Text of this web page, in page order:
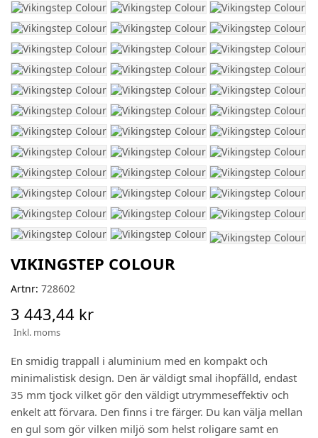
VIKINGSTEP COLOUR
Artnr: 728602
3 443,44 kr
Inkl. moms
En smidig trappall i aluminium med en kompakt och
minimalistisk design. Den är väldigt smal ihopfälld, endast
35 mm tjock vilket gör den väldigt utrymmeseffektiv och
enkelt att förvara. Den finns i tre färger. Du kan välja mellan
en gul som gör vilken miljö som helst roligare samt en